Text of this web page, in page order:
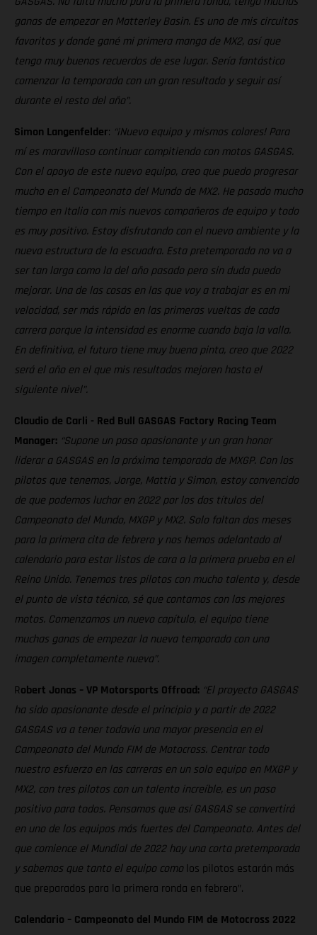
ganas de empezar en Matterley Basin. Es uno de mis circuitos
favoritos y donde gané mi primera manga de MX2, así que
tengo muy buenos recuerdos de ese lugar. Sería fantástico
comenzar la temporada con un gran resultado y seguir así
durante el resto del año”.
Simon Langenfelder: “¡Nuevo equipo y mismos colores! Para
mí es maravilloso continuar compitiendo con motos GASGAS.
Con el apoyo de este nuevo equipo, creo que puedo progresar
mucho en el Campeonato del Mundo de MX2. He pasado mucho
tiempo en Italia con mis nuevos compañeros de equipo y todo
es muy positivo. Estoy disfrutando con el nuevo ambiente y la
nueva estructura de la escuadra. Esta pretemporada no va a
ser tan larga como la del año pasado pero sin duda puedo
mejorar. Una de las cosas en las que voy a trabajar es en mi
velocidad, ser más rápido en las primeras vueltas de cada
carrera porque la intensidad es enorme cuando baja la valla.
En definitiva, el futuro tiene muy buena pinta, creo que 2022
será el año en el que mis resultados mejoren hasta el
siguiente nivel”.
Claudio de Carli - Red Bull GASGAS Factory Racing Team
Manager: “Supone un paso apasionante y un gran honor
liderar a GASGAS en la próxima temporada de MXGP. Con los
pilotos que tenemos, Jorge, Mattia y Simon, estoy convencido
de que podemos luchar en 2022 por los dos títulos del
Campeonato del Mundo, MXGP y MX2. Solo faltan dos meses
para la primera cita de febrero y nos hemos adelantado al
calendario para estar listos de cara a la primera prueba en el
Reino Unido. Tenemos tres pilotos con mucho talento y, desde
el punto de vista técnico, sé que contamos con las mejores
motos. Comenzamos un nuevo capítulo, el equipo tiene
muchas ganas de empezar la nueva temporada con una
imagen completamente nueva”.
Robert Jonas – VP Motorsports Offroad: “El proyecto GASGAS
ha sido apasionante desde el principio y a partir de 2022
GASGAS va a tener todavía una mayor presencia en el
Campeonato del Mundo FIM de Motocross. Centrar todo
nuestro esfuerzo en las carreras en un solo equipo en MXGP y
MX2, con tres pilotos con un talento increíble, es un paso
positivo para todos. Pensamos que así GASGAS se convertirá
en uno de los equipos más fuertes del Campeonato. Antes del
que comience el Mundial de 2022 hay una corta pretemporada
y sabemos que tanto el equipo como los pilotos estarán más
que preparados para la primera ronda en febrero”.
Calendario – Campeonato del Mundo FIM de Motocross 2022